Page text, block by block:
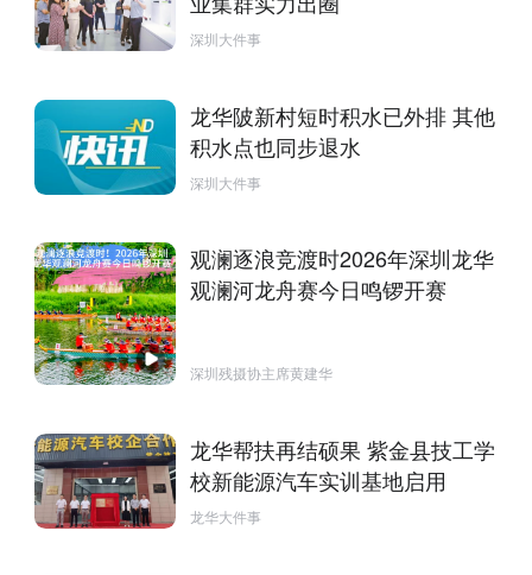
深圳大件事
龙华陂新村短时积水已外排 其他
积水点也同步退水
深圳大件事
观澜逐浪竞渡时2026年深圳龙华
观澜河龙舟赛今日鸣锣开赛
深圳残摄协主席黄建华
龙华帮扶再结硕果 紫金县技工学
校新能源汽车实训基地启用
龙华大件事